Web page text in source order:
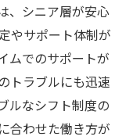
、シニア層が安心
やサポート体制が
ムでのサポートが
トラブルにも迅速
ルなシフト制度の
合わせた働き方が